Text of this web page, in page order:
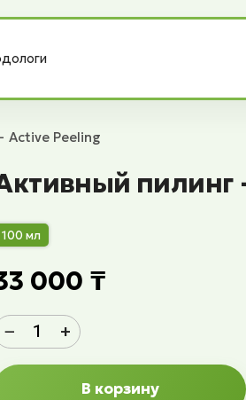
Active Peeling
пилинг
100 мл
000 ₸
− +
В корзину